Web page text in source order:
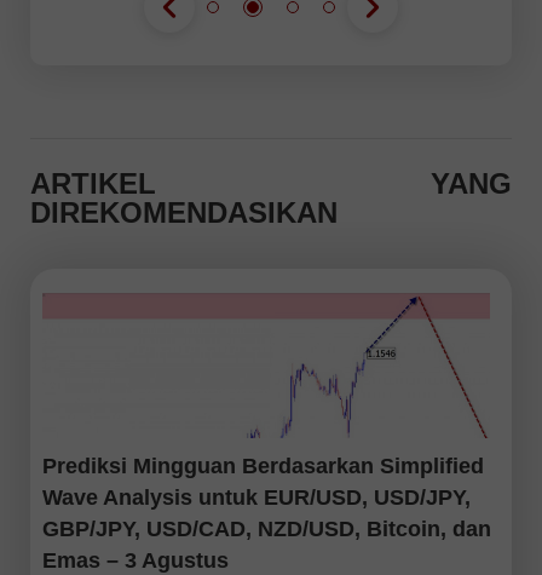
ARTIKEL YANG
DIREKOMENDASIKAN
Prediksi Mingguan Berdasarkan Simplified
Wave Analysis untuk EUR/USD, USD/JPY,
GBP/JPY, USD/CAD, NZD/USD, Bitcoin, dan
Emas – 3 Agustus